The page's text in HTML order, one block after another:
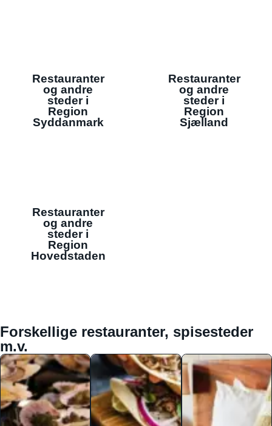
Restauranter
og andre
steder i
Region
Syddanmark
Restauranter
og andre
steder i
Region
Sjælland
Restauranter
og andre
steder i
Region
Hovedstaden
Forskellige restauranter, spisesteder
m.v.